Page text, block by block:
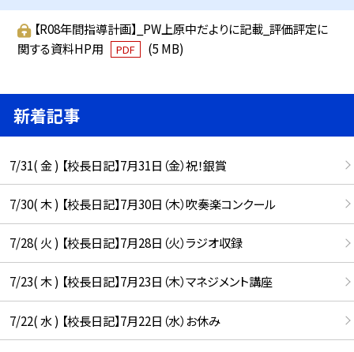
【R08年間指導計画】_PW上原中だよりに記載_評価評定に
関する資料HP用
PDF (5 MB)
新着記事
7/31( 金 ) 【校長日記】7月31日（金）祝！銀賞
7/30( 木 ) 【校長日記】7月30日（木）吹奏楽コンクール
7/28( 火 ) 【校長日記】7月28日（火）ラジオ収録
7/23( 木 ) 【校長日記】7月23日（木）マネジメント講座
7/22( 水 ) 【校長日記】7月22日（水）お休み